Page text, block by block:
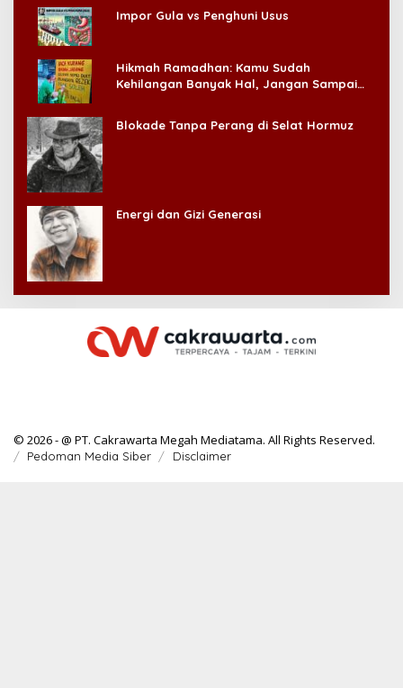
Impor Gula vs Penghuni Usus
Hikmah Ramadhan: Kamu Sudah
Kehilangan Banyak Hal, Jangan Sampai
Blokade Tanpa Perang di Selat Hormuz
Energi dan Gizi Generasi
© 2026 - @ PT. Cakrawarta Megah Mediatama. All Rights Reserved.
Pedoman Media Siber Disclaimer